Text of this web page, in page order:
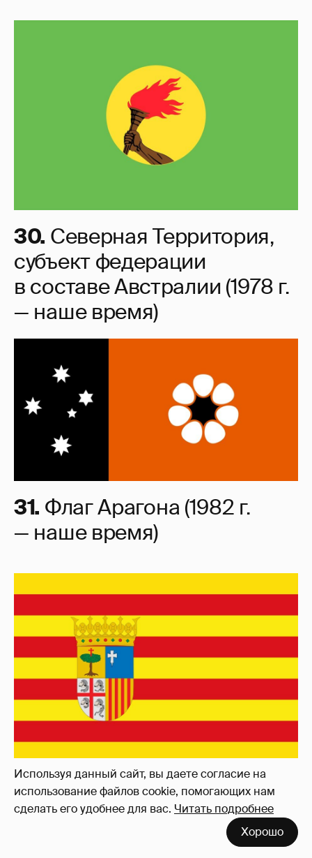
Используя данный сайт, вы даете согласие на
использование файлов cookie, помогающих нам
сделать его удобнее для вас. Читать подробнее
Хорошо
30. Северная Территория,
субъект федерации
в составе Австралии (1978 г.
— наше время)
31. Флаг Арагона (1982 г.
— наше время)
Автономное сообщества в Испании,
бывшее независимым королевством
с 1035-го по 1707-й годы. В его состав
входили, в том числе, Каталония